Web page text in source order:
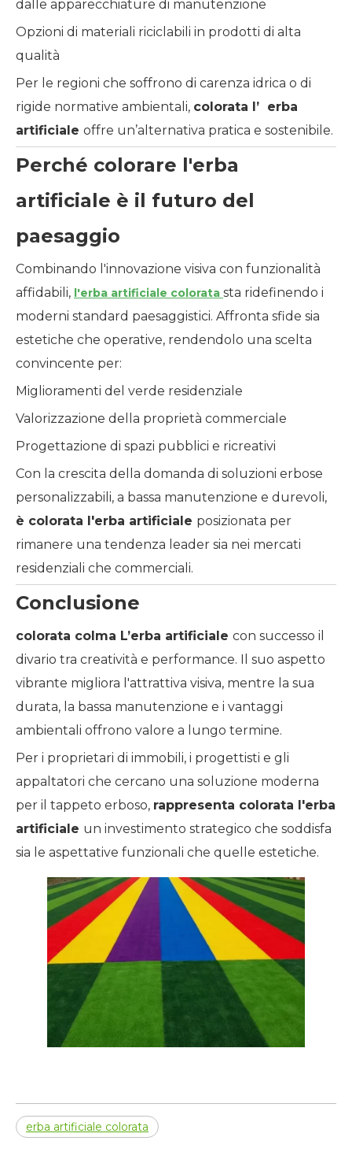
dalle apparecchiature di manutenzione
Opzioni di materiali riciclabili in prodotti di alta
qualità
Per le regioni che soffrono di carenza idrica o di
rigide normative ambientali, colorata l’ erba
artificiale offre un’alternativa pratica e sostenibile.
Perché colorare l'erba
artificiale è il futuro del
paesaggio
Combinando l'innovazione visiva con funzionalità
affidabili, l'erba artificiale colorata sta ridefinendo i
moderni standard paesaggistici. Affronta sfide sia
estetiche che operative, rendendolo una scelta
convincente per:
Miglioramenti del verde residenziale
Valorizzazione della proprietà commerciale
Progettazione di spazi pubblici e ricreativi
Con la crescita della domanda di soluzioni erbose
personalizzabili, a bassa manutenzione e durevoli,
è colorata l'erba artificiale posizionata per
rimanere una tendenza leader sia nei mercati
residenziali che commerciali.
Conclusione
colorata colma L’erba artificiale con successo il
divario tra creatività e performance. Il suo aspetto
vibrante migliora l'attrattiva visiva, mentre la sua
durata, la bassa manutenzione e i vantaggi
ambientali offrono valore a lungo termine.
Per i proprietari di immobili, i progettisti e gli
appaltatori che cercano una soluzione moderna
per il tappeto erboso, rappresenta colorata l'erba
artificiale un investimento strategico che soddisfa
sia le aspettative funzionali che quelle estetiche.
erba artificiale colorata